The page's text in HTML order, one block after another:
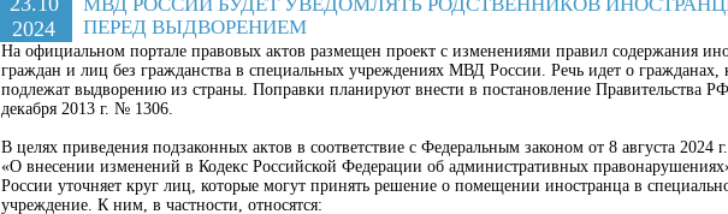
2024
ПЕРЕД ВЫДВОРЕНИЕМ
На официальном портале правовых актов размещен проект с изменениями правил содержания
граждан и лиц без гражданства в специальных учреждениях МВД России. Речь идет о гражданах,
подлежат выдворению из страны. Поправки планируют внести в постановление Правительства
декабря 2013 г. № 1306.
В целях приведения подзаконных актов в соответствие с Федеральным законом от 8 августа
«О внесении изменений в Кодекс Российской Федерации об административных
России уточняет круг лиц, которые могут принять решение о помещении иностранца в
учреждение. К ним, в частности, относятся: